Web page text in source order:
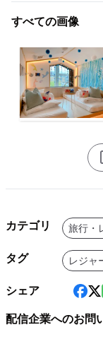
すべての画像
カテゴリ 旅行・
タグ レジャ
シェア
配信企業へのお問